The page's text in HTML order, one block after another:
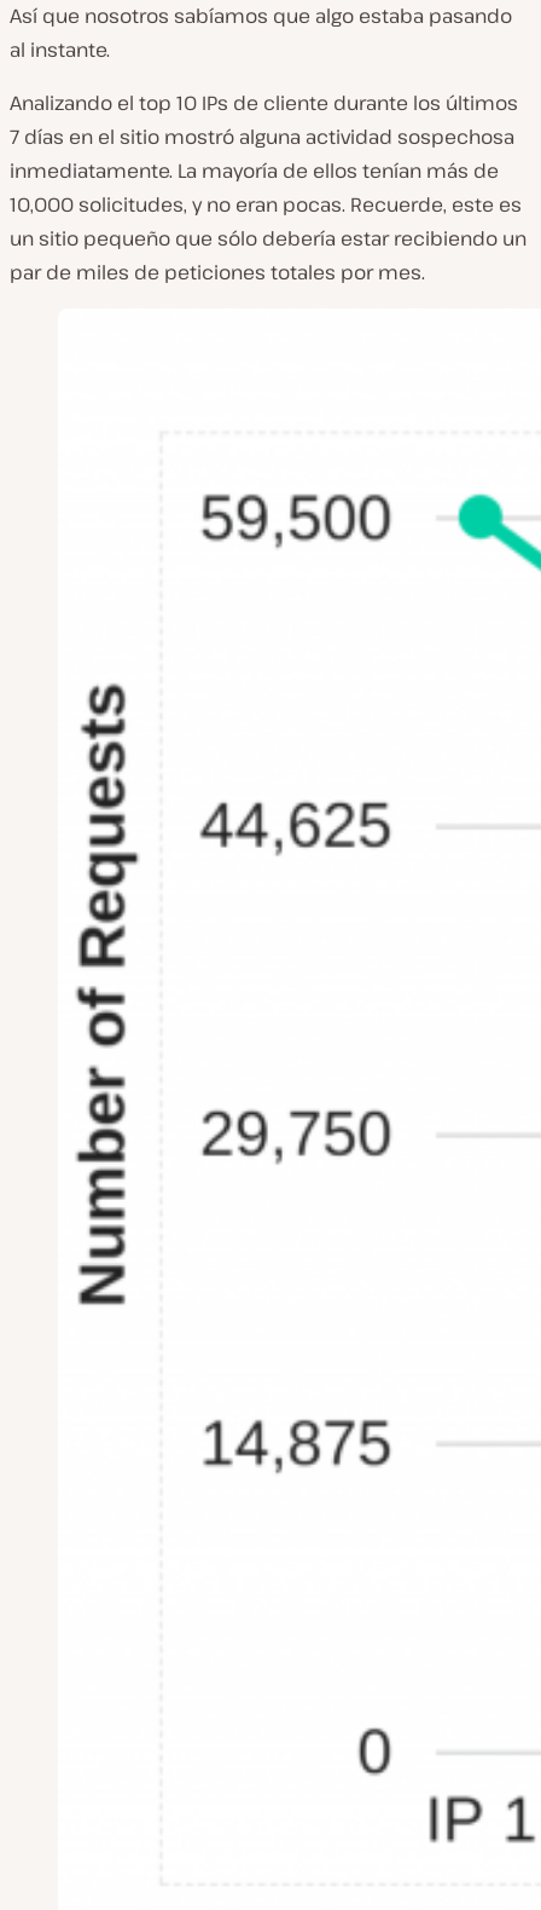
Así que nosotros sabíamos que algo estaba pasando
al instante.
Analizando el top 10 IPs de cliente durante los últimos
7 días en el sitio mostró alguna actividad sospechosa
inmediatamente. La mayoría de ellos tenían más de
10,000 solicitudes, y no eran pocas. Recuerde, este es
un sitio pequeño que sólo debería estar recibiendo un
par de miles de peticiones totales por mes.